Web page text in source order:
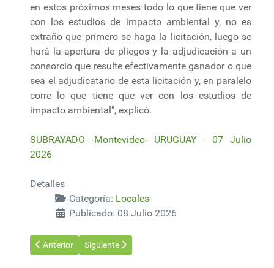
en estos próximos meses todo lo que tiene que ver
con los estudios de impacto ambiental y, no es
extraño que primero se haga la licitación, luego se
hará la apertura de pliegos y la adjudicación a un
consorcio que resulte efectivamente ganador o que
sea el adjudicatario de esta licitación y, en paralelo
corre lo que tiene que ver con los estudios de
impacto ambiental", explicó.
SUBRAYADO -Montevideo- URUGUAY - 07 Julio
2026
Detalles
Categoría: Locales
Publicado: 08 Julio 2026
Artículo anterior: Consejo de Industria repasó avances de los
Anterior Artículo siguiente: Paro de funcionarios de entes
Siguiente